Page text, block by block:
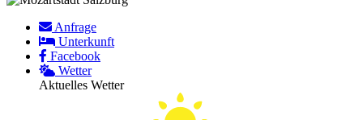
Anfrage
Unterkunft
Facebook
Wetter
Aktuelles Wetter